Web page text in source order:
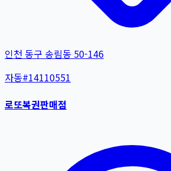
인천 동구 송림동 50-146
자동#14110551
로또복권판매점